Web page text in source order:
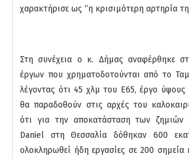
χαρακτήρισε ως ‘’η κρισιμότερη αρτηρία
Στη συνέχεια ο κ. Δήμας αναφέρθηκε
έργων που χρηματοδοτούνται από το
λέγοντας ότι 45 χλμ του Ε65, έργο ύψους
θα παραδοθούν στις αρχές του
ότι για την αποκατάσταση των ζημιών
Daniel στη Θεσσαλία δόθηκαν 600
ολοκληρωθεί ήδη εργασίες σε 200 σημεία